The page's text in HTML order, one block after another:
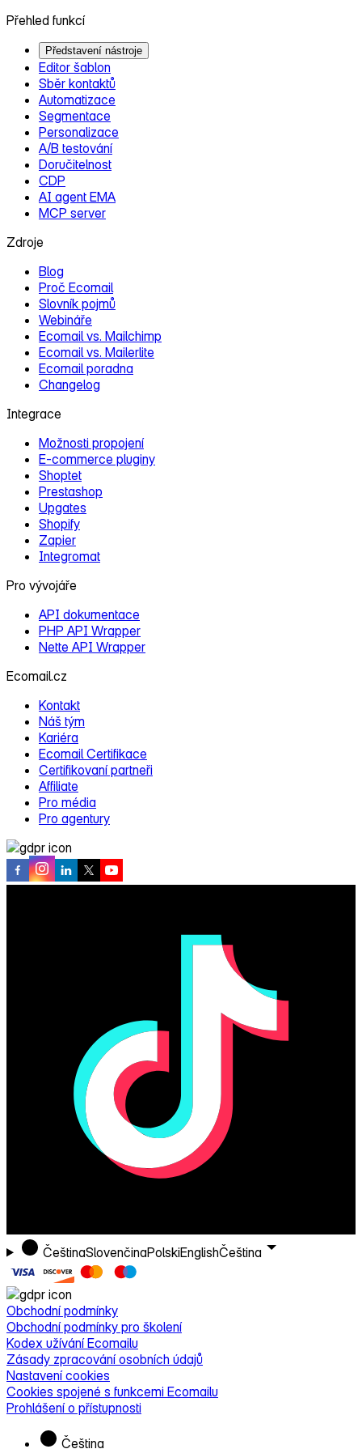
Přehled funkcí
Představení nástroje
Editor šablon
Sběr kontaktů
Automatizace
Segmentace
Personalizace
A/B testování
Doručitelnost
CDP
AI agent EMA
MCP server
Zdroje
Blog
Proč Ecomail
Slovník pojmů
Webináře
Ecomail vs. Mailchimp
Ecomail vs. Mailerlite
Ecomail poradna
Changelog
Integrace
Možnosti propojení
E‑commerce pluginy
Shoptet
Prestashop
Upgates
Shopify
Zapier
Integromat
Pro vývojáře
API dokumentace
PHP API Wrapper
Nette API Wrapper
Ecomail.cz
Kontakt
Náš tým
Kariéra
Ecomail Certifikace
Certifikovaní partneři
Affiliate
Pro média
Pro agentury
ČeštinaSlovenčinaPolskiEnglishČeština
Obchodní podmínky
Obchodní podmínky pro školení
Kodex užívání Ecomailu
Zásady zpracování osobních údajů
Nastavení cookies
Cookies spojené s funkcemi Ecomailu
Prohlášení o přístupnosti
Čeština